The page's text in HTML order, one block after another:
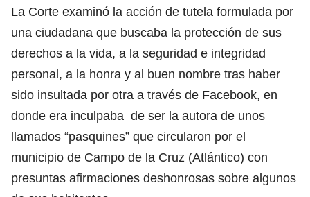
La Corte examinó la acción de tutela formulada por
una ciudadana que buscaba la protección de sus
derechos a la vida, a la seguridad e integridad
personal, a la honra y al buen nombre tras haber
sido insultada por otra a través de Facebook, en
donde era inculpaba de ser la autora de unos
llamados “pasquines” que circularon por el
municipio de Campo de la Cruz (Atlántico) con
presuntas afirmaciones deshonrosas sobre algunos